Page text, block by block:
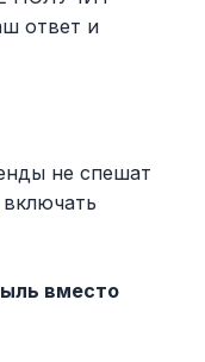
ответ и
не спешат
вместо